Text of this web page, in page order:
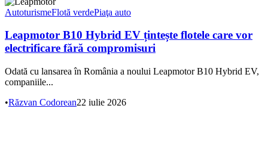
AutoturismeFlotă verdePiaţa auto
Leapmotor B10 Hybrid EV țintește flotele care vor
electrificare fără compromisuri
Odată cu lansarea în România a noului Leapmotor B10 Hybrid EV,
companiile...
•Răzvan Codorean22 iulie 2026